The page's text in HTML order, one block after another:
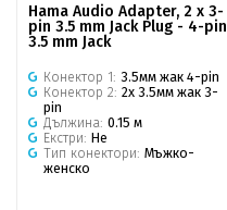
Hama Audio Adapter, 2 x 3-
pin 3.5 mm Jack Plug - 4-pin
3.5 mm Jack
Конектор 1: 3.5мм жак 4-pin
Конектор 2: 2x 3.5мм жак 3-
pin
Дължина: 0.15 м
Екстри: Не
Тип конектори: Мъжко-
женско